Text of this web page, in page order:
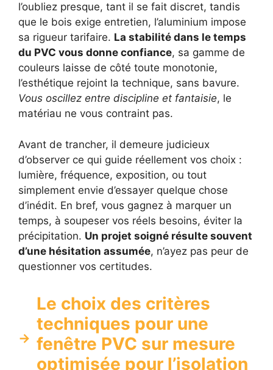
l’oubliez presque, tant il se fait discret, tandis
que le bois exige entretien, l’aluminium impose
sa rigueur tarifaire. La stabilité dans le temps
du PVC vous donne confiance, sa gamme de
couleurs laisse de côté toute monotonie,
l’esthétique rejoint la technique, sans bavure.
Vous oscillez entre discipline et fantaisie, le
matériau ne vous contraint pas.
Avant de trancher, il demeure judicieux
d’observer ce qui guide réellement vos choix :
lumière, fréquence, exposition, ou tout
simplement envie d’essayer quelque chose
d’inédit. En bref, vous gagnez à marquer un
temps, à soupeser vos réels besoins, éviter la
précipitation. Un projet soigné résulte souvent
d’une hésitation assumée, n’ayez pas peur de
questionner vos certitudes.
Le choix des critères
techniques pour une
fenêtre PVC sur mesure
optimisée pour l’isolation